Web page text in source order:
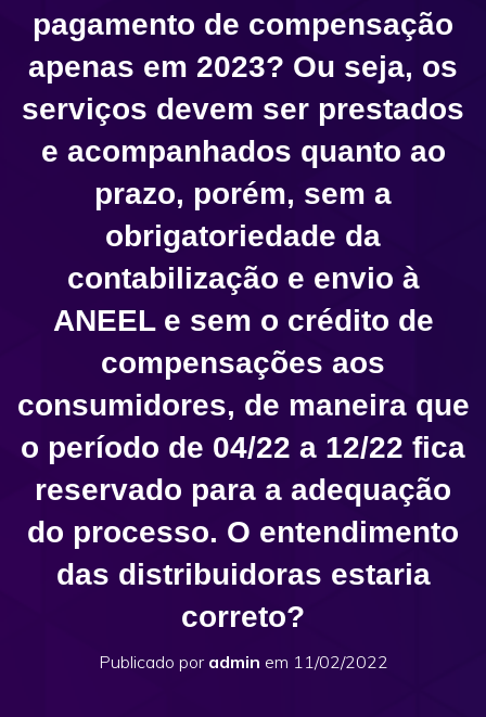
pagamento de compensação
apenas em 2023? Ou seja, os
serviços devem ser prestados
e acompanhados quanto ao
prazo, porém, sem a
obrigatoriedade da
contabilização e envio à
ANEEL e sem o crédito de
compensações aos
consumidores, de maneira que
o período de 04/22 a 12/22 fica
reservado para a adequação
do processo. O entendimento
das distribuidoras estaria
correto?
Publicado por admin em 11/02/2022